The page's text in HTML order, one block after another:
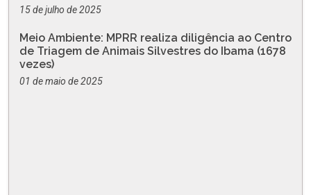
15 de julho de 2025
Meio Ambiente: MPRR realiza diligência ao Centro
de Triagem de Animais Silvestres do Ibama (1678
vezes)
01 de maio de 2025